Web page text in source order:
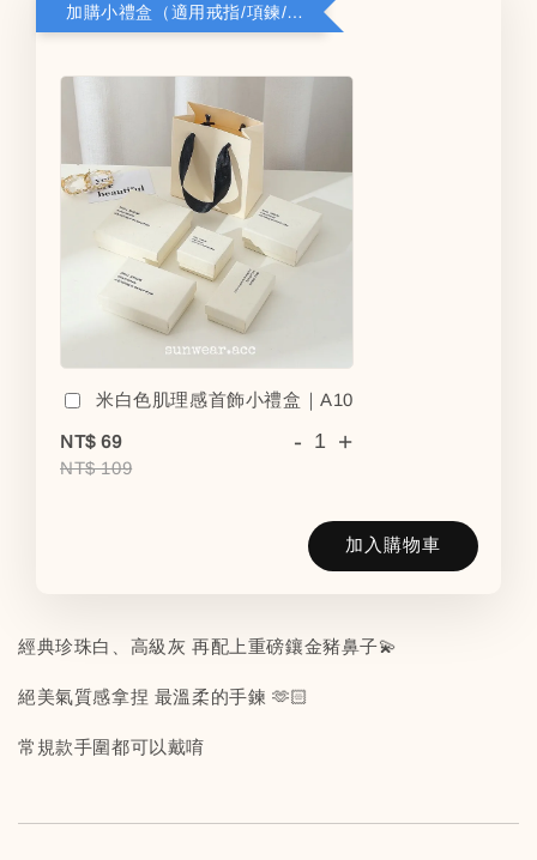
加購小禮盒（適用戒指/項鍊/耳環）5*8*2.8
米白色肌理感首飾小禮盒｜A10
NT$ 69
NT$ 109
- +
加入購物車
經典珍珠白、高級灰 再配上重磅鑲金豬鼻子💫
絕美氣質感拿捏 最溫柔的手鍊 🫶🏻
常規款手圍都可以戴唷